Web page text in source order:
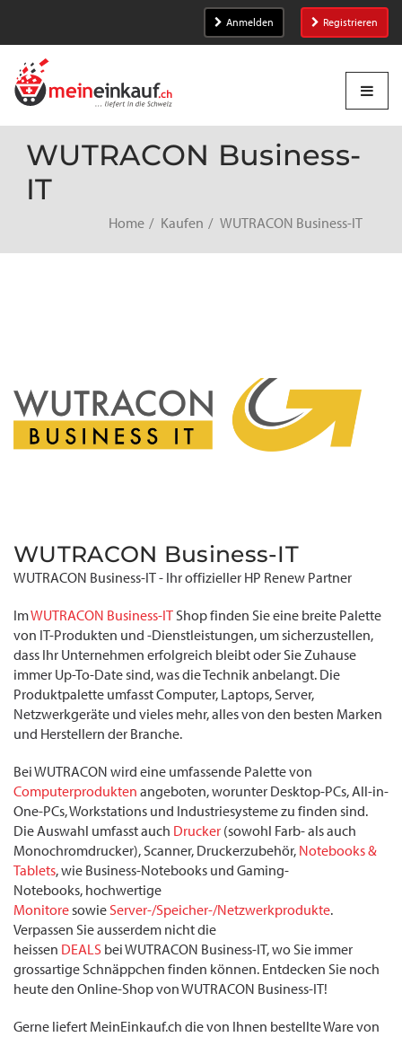
Anmelden Registrieren
WUTRACON Business-
IT
Home Kaufen WUTRACON Business-IT
WUTRACON Business-IT
WUTRACON Business-IT - Ihr offizieller HP Renew Partner
ImWUTRACON Business-ITShop finden Sie eine breite Palette
von IT-Produkten und -Dienstleistungen, um sicherzustellen,
dass Ihr Unternehmen erfolgreich bleibt oder Sie Zuhause
immer Up-To-Date sind, was die Technik anbelangt. Die
Produktpalette umfasst Computer, Laptops, Server,
Netzwerkgeräte und vieles mehr, alles von den besten Marken
und Herstellern der Branche.
Bei WUTRACON wird eine umfassende Palette von
Computerprodukten angeboten, worunter Desktop-PCs, All-in-
One-PCs, Workstations und Industriesysteme zu finden sind.
Die Auswahl umfasst auch Drucker (sowohl Farb- als auch
Monochromdrucker), Scanner, Druckerzubehör, Notebooks &
Tablets, wie Business-Notebooks und Gaming-
Notebooks, hochwertige
MonitoresowieServer-/Speicher-/Netzwerkprodukte.
Verpassen Sie ausserdem nicht die
heissen DEALS bei WUTRACON Business-IT, wo Sie immer
grossartige Schnäppchen finden können. Entdecken Sie noch
heute den Online-Shop von WUTRACON Business-IT!
Gerne liefert MeinEinkauf.ch die von Ihnen bestellte Ware von